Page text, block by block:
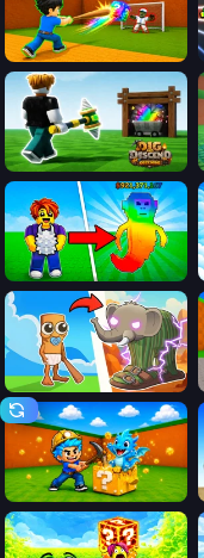
Baseball For Brainrot
Dig and Descend: Obby Mine
Collect Brainrot Egg
Brainrot Evolution
Escape Cave For Brainrot